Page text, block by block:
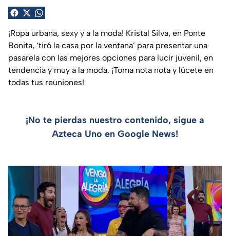
¡Ropa urbana, sexy y a la moda! Kristal Silva, en Ponte
Bonita, ‘tiró la casa por la ventana’ para presentar una
pasarela con las mejores opciones para lucir juvenil, en
tendencia y muy a la moda. ¡Toma nota nota y lúcete en
todas tus reuniones!
¡No te pierdas nuestro contenido, sigue a
Azteca Uno en Google News!